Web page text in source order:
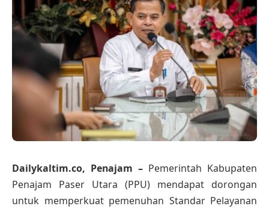
Dailykaltim.co, Penajam – Pemerintah Kabupaten
Penajam Paser Utara (PPU) mendapat dorongan
untuk memperkuat pemenuhan Standar Pelayanan